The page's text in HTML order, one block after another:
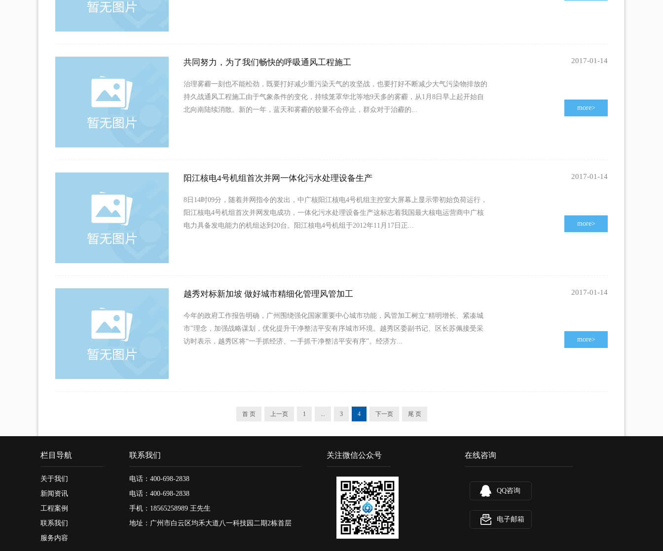
共同努力，为了我们畅快的呼吸通风工程施工
治理雾霾一刻也不能松劲，既要打好减少重污染天气的攻坚战，也要打好不断减少大气污染物排放的
持久战通风工程施工由于气象条件的变化，持续笼罩华北等地9天多的雾霾，从1月8日早上起开始自
北向南陆续消散。新的一年，蓝天和雾霾的较量不会停止，群众对于治霾的...
2017-01-14
more>
阳江核电4号机组首次并网一体化污水处理设备生产
8日14时09分，随着并网指令的发出，中广核阳江核电4号机组主控室大屏幕上显示带初始负荷运行，
阳江核电4号机组首次并网发电成功，一体化污水处理设备生产这标志着我国最大核电运营商中广核
电力具备发电能力的机组达到20台。阳江核电4号机组于2012年11月17日正...
2017-01-14
more>
越秀对标新加坡 做好城市精细化管理风管加工
今年的政府工作报告明确，广州围绕强化国家重要中心城市功能，风管加工树立“精明增长、紧凑城
市”理念，加强战略谋划，优化提升干净整洁平安有序城市环境。越秀区委副书记、区长苏佩接受采
访时表示，越秀区将“一手抓经济、一手抓干净整洁平安有序”。经济方...
2017-01-14
more>
首 页 上一页 1 ... 3 4 下一页 尾 页
栏目导航
关于我们
新闻资讯
工程案例
联系我们
服务内容
联系我们
电话：400-698-2838
电话：400-698-2838
手机：18565258989 王先生
地址：广州市白云区均禾大道八一科技园二期2栋首层
关注微信公众号 在线咨询
QQ咨询
电子邮箱